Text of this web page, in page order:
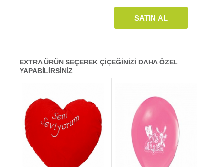
SATIN AL
EXTRA ÜRÜN SEÇEREK ÇİÇEĞİNİZİ DAHA ÖZEL
YAPABİLİRSİNİZ